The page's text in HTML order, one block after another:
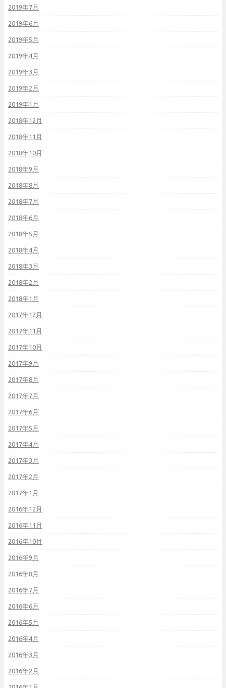
2019年7月
2019年6月
2019年5月
2019年4月
2019年3月
2019年2月
2019年1月
2018年12月
2018年11月
2018年10月
2018年9月
2018年8月
2018年7月
2018年6月
2018年5月
2018年4月
2018年3月
2018年2月
2018年1月
2017年12月
2017年11月
2017年10月
2017年9月
2017年8月
2017年7月
2017年6月
2017年5月
2017年4月
2017年3月
2017年2月
2017年1月
2016年12月
2016年11月
2016年10月
2016年9月
2016年8月
2016年7月
2016年6月
2016年5月
2016年4月
2016年3月
2016年2月